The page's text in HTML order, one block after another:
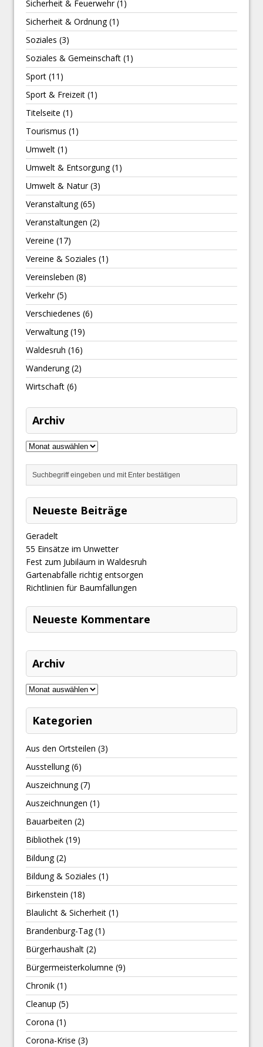
Sicherheit & Feuerwehr(1)
Sicherheit & Ordnung(1)
Soziales (3)
Soziales & Gemeinschaft (1)
Sport (11)
Sport & Freizeit (1)
Titelseite (1)
Tourismus (1)
Umwelt (1)
Umwelt & Entsorgung(1)
Umwelt & Natur(3)
Veranstaltung(65)
Veranstaltungen (2)
Vereine (17)
Vereine & Soziales (1)
Vereinsleben (8)
Verkehr(5)
Verschiedenes (6)
Verwaltung(19)
Waldesruh (16)
Wanderung(2)
Wirtschaft (6)
Archiv
Neueste Beiträge
Geradelt
​55 Einsätze im Unwetter
Fest zum Jubiläum in Waldesruh
Gartenabfälle richtig entsorgen
Richtlinien für Baumfällungen
Neueste Kommentare
Archiv
Kategorien
Aus den Ortsteilen (3)
Ausstellung(6)
Auszeichnung(7)
Auszeichnungen (1)
Bauarbeiten (2)
Bibliothek (19)
Bildung(2)
Bildung & Soziales (1)
Birkenstein (18)
Blaulicht & Sicherheit (1)
Brandenburg-Tag(1)
Bürgerhaushalt (2)
Bürgermeisterkolumne (9)
Chronik (1)
Cleanup (5)
Corona (1)
Corona-Krise (3)